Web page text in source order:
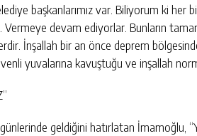
başkanlarımız var. Biliyorum ki
devam ediyorlar. Bunların
İnşallah bir an önce deprem
yuvalarına kavuştuğu ve inşallah
geldiğini hatırlatan İmamoğlu,